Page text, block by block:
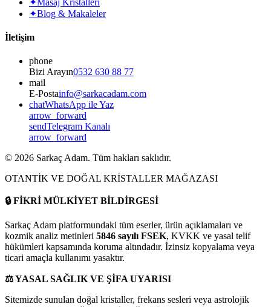
✦Blog & Makaleler
İletişim
phone
Bizi Arayın0532 630 88 77
mail
E-Postainfo@sarkacadam.com
chatWhatsApp ile Yaz
arrow_forward
sendTelegram Kanalı
arrow_forward
© 2026 Sarkaç Adam. Tüm hakları saklıdır.
OTANTİK VE DOĞAL KRİSTALLER MAĞAZASI
🔒FİKRİ MÜLKİYET BİLDİRGESİ
Sarkaç Adam platformundaki tüm eserler, ürün açıklamaları ve
kozmik analiz metinleri 5846 sayılı FSEK, KVKK ve yasal telif
hükümleri kapsamında koruma altındadır. İzinsiz kopyalama veya
ticari amaçla kullanımı yasaktır.
⚖️YASAL SAĞLIK VE ŞİFA UYARISI
Sitemizde sunulan doğal kristaller, frekans sesleri veya astrolojik